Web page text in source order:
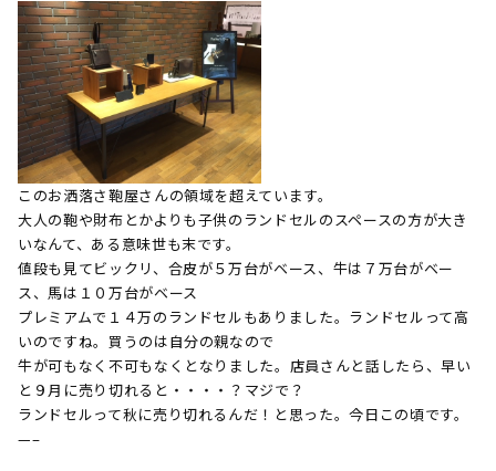
このお洒落さ鞄屋さんの領域を超えています。
大人の鞄や財布とかよりも子供のランドセルのスペースの方が大き
いなんて、ある意味世も末です。
値段も見てビックリ、合皮が５万台がベース、牛は７万台がベー
ス、馬は１０万台がベース
プレミアムで１４万のランドセルもありました。ランドセルって高
いのですね。買うのは自分の親なので
牛が可もなく不可もなくとなりました。店員さんと話したら、早い
と９月に売り切れると・・・・？マジで？
ランドセルって秋に売り切れるんだ！と思った。今日この頃です。
—–